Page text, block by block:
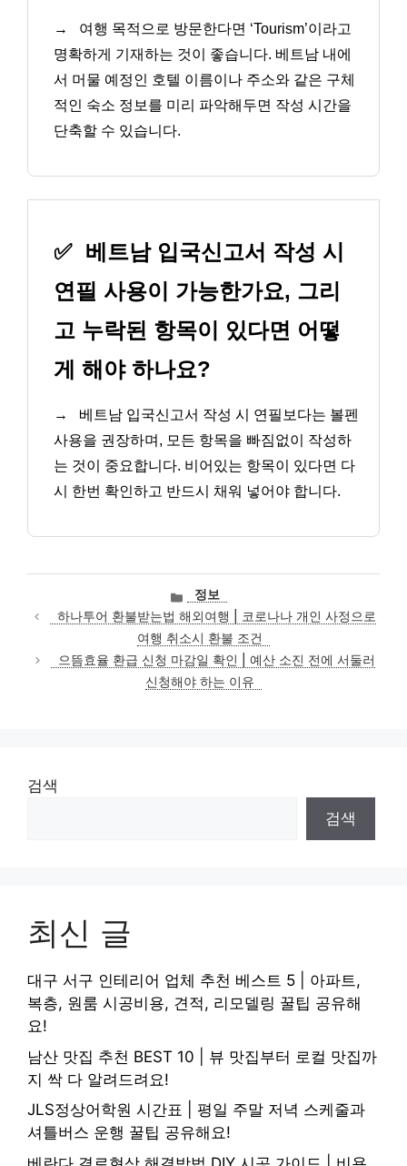
→
여행 목적으로 방문한다면 ‘Tourism’이라고
명확하게 기재하는 것이 좋습니다. 베트남 내에
서 머물 예정인 호텔 이름이나 주소와 같은 구체
적인 숙소 정보를 미리 파악해두면 작성 시간을
단축할 수 있습니다.
✅ 베트남 입국신고서 작성 시
연필 사용이 가능한가요, 그리
고 누락된 항목이 있다면 어떻
게 해야 하나요?
→
베트남 입국신고서 작성 시 연필보다는 볼펜
사용을 권장하며, 모든 항목을 빠짐없이 작성하
는 것이 중요합니다. 비어있는 항목이 있다면 다
시 한번 확인하고 반드시 채워 넣어야 합니다.
카
테
고
리
정보
하나투어 환불받는법 해외여행 | 코로나나 개인 사정으로
여행 취소시 환불 조건
으뜸효율 환급 신청 마감일 확인 | 예산 소진 전에 서둘러
신청해야 하는 이유
검색
검색
최신 글
대구 서구 인테리어 업체 추천 베스트 5 | 아파트,
복층, 원룸 시공비용, 견적, 리모델링 꿀팁 공유해
요!
남산 맛집 추천 BEST 10 | 뷰 맛집부터 로컬 맛집까
지 싹 다 알려드려요!
JLS정상어학원 시간표 | 평일 주말 저녁 스케줄과
셔틀버스 운행 꿀팁 공유해요!